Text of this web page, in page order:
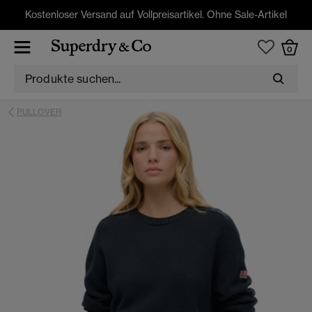
Kostenloser Versand auf Vollpreisartikel. Ohne Sale-Artikel
0
PULLOVER